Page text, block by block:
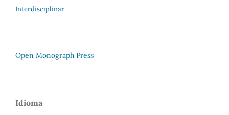
Interdisciplinar
Open Monograph Press
Idioma